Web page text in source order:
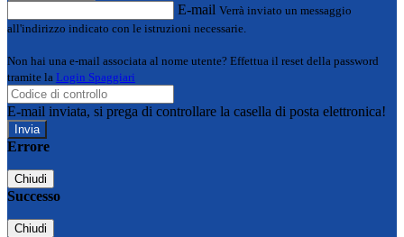
E-mail Verrà inviato un messaggio
all'indirizzo indicato con le istruzioni necessarie.
Non hai una e-mail associata al nome utente? Effettua il reset della password
tramite la Login Spaggiari
E-mail inviata, si prega di controllare la casella di posta elettronica!
Errore
Chiudi
Successo
Chiudi